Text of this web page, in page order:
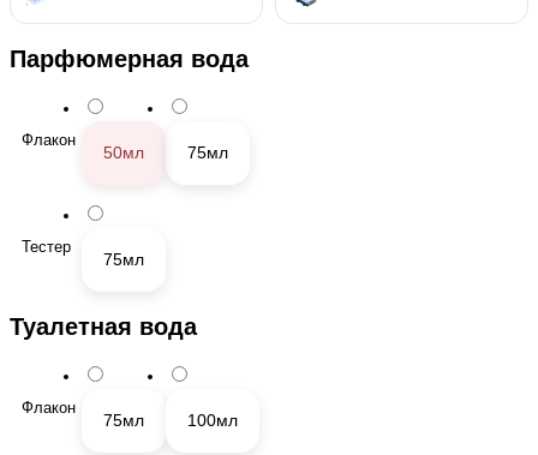
Парфюмерная вода
Флакон
50мл 75мл
Тестер
75мл
Туалетная вода
Флакон
75мл 100мл